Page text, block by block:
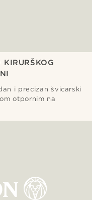
i precizan švicarski
otpornim na